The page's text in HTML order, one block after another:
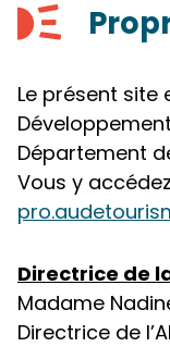
Le présent site
Département
Vous y
Directrice de
Madame
Directrice de